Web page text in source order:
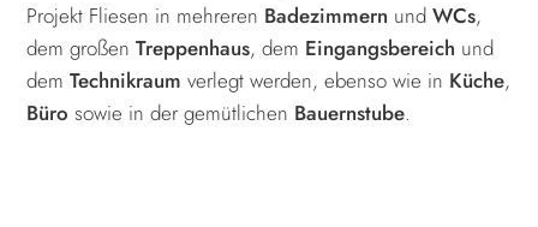
Projekt Fliesen in mehreren Badezimmern undWCs,
dem großenTreppenhaus, dem Eingangsbereich und
demTechnikraum verlegt werden, ebenso wie in Küche,
Büro sowie in der gemütlichen Bauernstube.